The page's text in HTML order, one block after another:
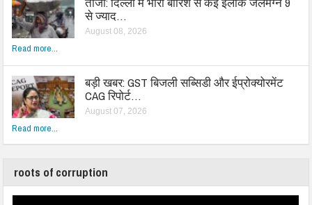
से ज्याद…
August 08, 2026
Read more...
बड़ी खबर: GST बिजली सब्सिडी और ईप्रोक्योरमेंट
CAG रिपोर्ट…
August 07, 2026
Read more...
roots of corruption